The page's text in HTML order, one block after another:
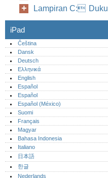
Lampiran C:
iPad
Čeština
Dansk
Deutsch
Ελληνικά
English
Español
Español
Español (México)‎
Suomi
Français
Magyar
Bahasa Indonesia
Italiano
日本語
한글
Nederlands